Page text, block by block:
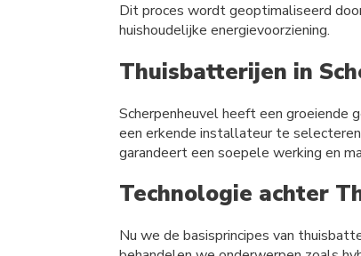
Dit proces wordt geoptimaliseerd
huishoudelijke energievoorziening.
Thuisbatterijen in
Scherpenheuvel heeft een groeiende
een erkende installateur te
garandeert een soepele werking en
Technologie achter
Nu we de basisprincipes van